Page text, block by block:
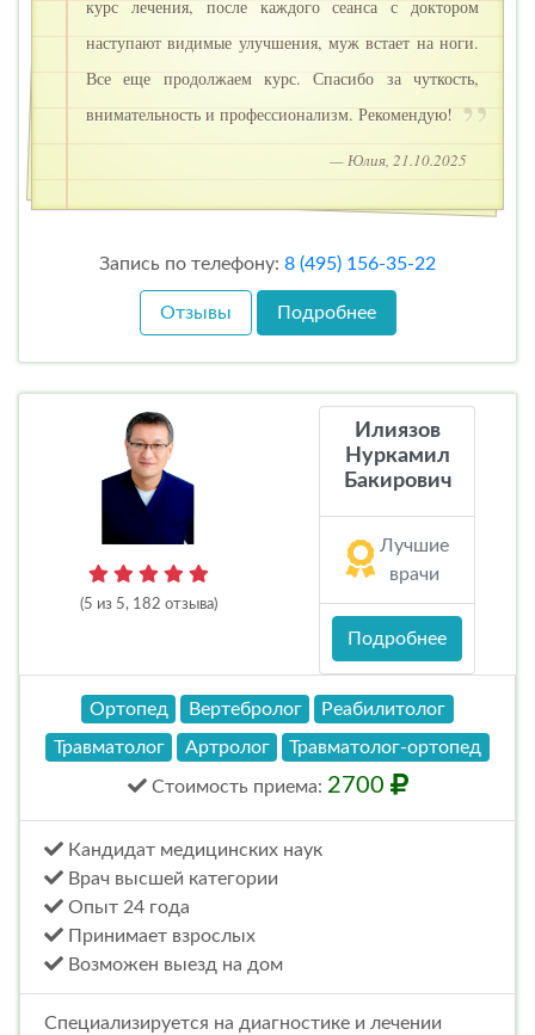
курс лечения, после каждого сеанса с доктором
наступают видимые улучшения, муж встает на ноги.
Все еще продолжаем курс. Спасибо за чуткость,
внимательность и профессионализм. Рекомендую!
— Юлия, 21.10.2025
Запись по телефону: 8 (495) 156-35-22
Отзывы Подробнее
(5 из 5, 182 отзыва)
Илиязов
Нуркамил
Бакирович
Лучшие
врачи
Подробнее
Ортопед Вертебролог
Реабилитолог
Травматолог
Артролог Травматолог-ортопед
Стоимость приема: 2700
Кандидат медицинских наук
Врач высшей категории
Опыт 24 года
Принимает взрослых
Возможен выезд на дом
Специализируется на диагностике и лечении